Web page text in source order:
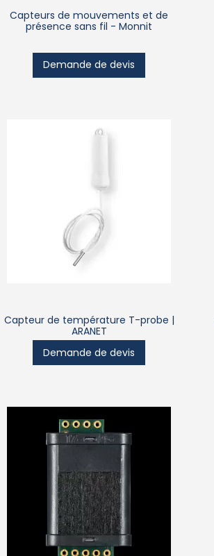
Capteurs de mouvements et de
présence sans fil - Monnit
Demande de devis
Capteur de température T-probe |
ARANET
Demande de devis